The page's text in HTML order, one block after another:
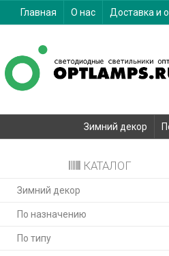
Главная О нас Доставка и
Зимний декор
КАТАЛОГ
Зимний декор
По назначению
По типу